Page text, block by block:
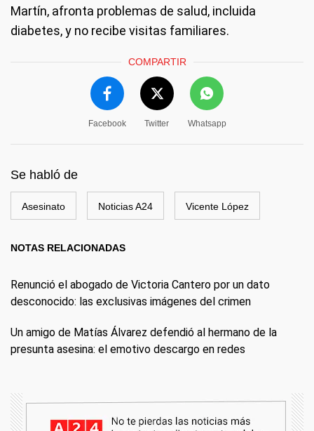
Martín, afronta problemas de salud, incluida
diabetes, y no recibe visitas familiares.
COMPARTIR
Facebook Twitter Whatsapp
Se habló de
Asesinato Noticias A24 Vicente López
NOTAS RELACIONADAS
Renunció el abogado de Victoria Cantero por un dato
desconocido: las exclusivas imágenes del crimen
Un amigo de Matías Álvarez defendió al hermano de la
presunta asesina: el emotivo descargo en redes